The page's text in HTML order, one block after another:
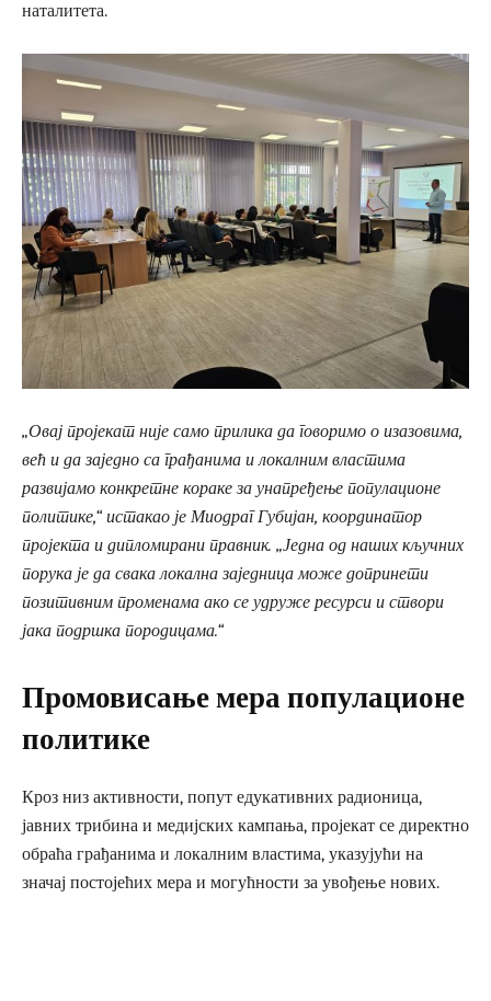
наталитета.
„Овај пројекат није само прилика да говоримо о изазовима,
већ и да заједно са грађанима и локалним властима
развијамо конкретне кораке за унапређење популационе
политике,“ истакао је Миодраг Губијан, координатор
пројекта и дипломирани правник. „Једна од наших кључних
порука је да свака локална заједница може допринети
позитивним променама ако се удруже ресурси и створи
јака подршка породицама.“
Промовисање мера популационе
политике
Кроз низ активности, попут едукативних радионица,
јавних трибина и медијских кампања, пројекат се директно
обраћа грађанима и локалним властима, указујући на
значај постојећих мера и могућности за увођење нових.